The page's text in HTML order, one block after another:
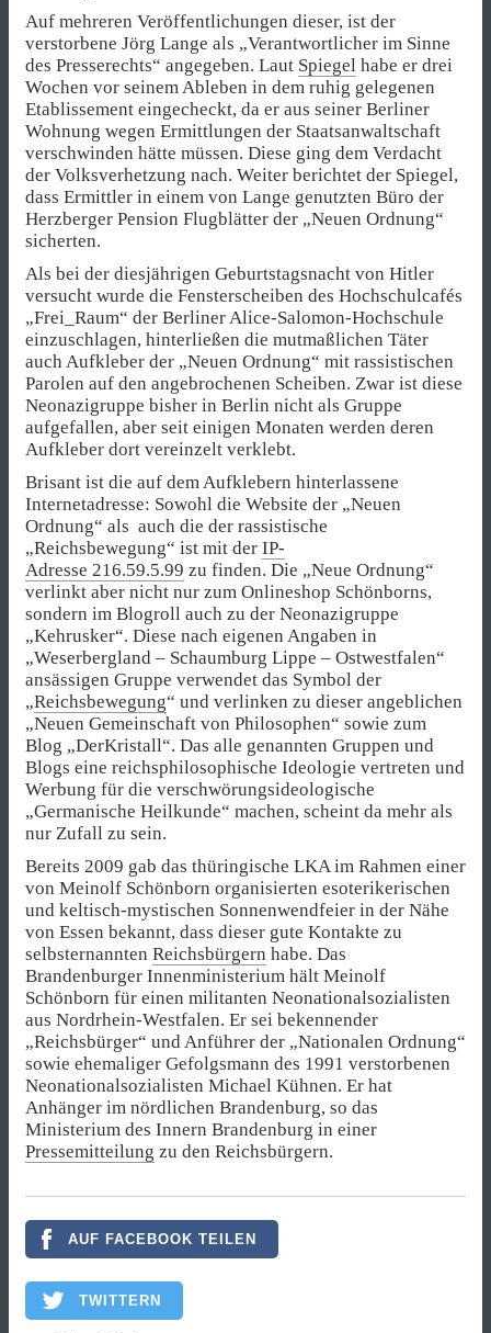
Auf mehreren Veröffentlichungen dieser, ist der
verstorbene Jörg Lange als „Verantwortlicher im Sinne
des Presserechts“ angegeben. Laut Spiegel habe er drei
Wochen vor seinem Ableben in dem ruhig gelegenen
Etablissement eingecheckt, da er aus seiner Berliner
Wohnung wegen Ermittlungen der Staatsanwaltschaft
verschwinden hätte müssen. Diese ging dem Verdacht
der Volksverhetzung nach. Weiter berichtet der Spiegel,
dass Ermittler in einem von Lange genutzten Büro der
Herzberger Pension Flugblätter der „Neuen Ordnung“
sicherten.
Als bei der diesjährigen Geburtstagsnacht von Hitler
versucht wurde die Fensterscheiben des Hochschulcafés
„Frei_Raum“ der Berliner Alice-Salomon-Hochschule
einzuschlagen, hinterließen die mutmaßlichen Täter
auch Aufkleber der „Neuen Ordnung“ mit rassistischen
Parolen auf den angebrochenen Scheiben. Zwar ist diese
Neonazigruppe bisher in Berlin nicht als Gruppe
aufgefallen, aber seit einigen Monaten werden deren
Aufkleber dort vereinzelt verklebt.
Brisant ist die auf dem Aufklebern hinterlassene
Internetadresse: Sowohl die Website der „Neuen
Ordnung“ als auch die der rassistische
„Reichsbewegung“ ist mit der IP-
Adresse 216.59.5.99 zu finden. Die „Neue Ordnung“
verlinkt aber nicht nur zum Onlineshop Schönborns,
sondern im Blogroll auch zu der Neonazigruppe
„Kehrusker“. Diese nach eigenen Angaben in
„Weserbergland – Schaumburg Lippe – Ostwestfalen“
ansässigen Gruppe verwendet das Symbol der
„Reichsbewegung“ und verlinken zu dieser angeblichen
„Neuen Gemeinschaft von Philosophen“ sowie zum
Blog „DerKristall“. Das alle genannten Gruppen und
Blogs eine reichsphilosophische Ideologie vertreten und
Werbung für die verschwörungsideologische
„Germanische Heilkunde“ machen, scheint da mehr als
nur Zufall zu sein.
Bereits 2009 gab das thüringische LKA im Rahmen einer
von Meinolf Schönborn organisierten esoterikerischen
und keltisch-mystischen Sonnenwendfeier in der Nähe
von Essen bekannt, dass dieser gute Kontakte zu
selbsternannten Reichsbürgern habe. Das
Brandenburger Innenministerium hält Meinolf
Schönborn für einen militanten Neonationalsozialisten
aus Nordrhein-Westfalen. Er sei bekennender
„Reichsbürger“ und Anführer der „Nationalen Ordnung“
sowie ehemaliger Gefolgsmann des 1991 verstorbenen
Neonationalsozialisten Michael Kühnen. Er hat
Anhänger im nördlichen Brandenburg, so das
Ministerium des Innern Brandenburg in einer
Pressemitteilung zu den Reichsbürgern.
AUF FACEBOOK TEILEN
TWITTERN